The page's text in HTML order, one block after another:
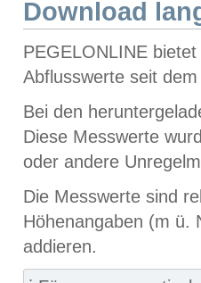
Download
PEGELONLINE
Abflusswerte seit
Bei den
Diese Messwerte
oder andere
Die Messwerte sind
Höhenangaben (m ü.
addieren.